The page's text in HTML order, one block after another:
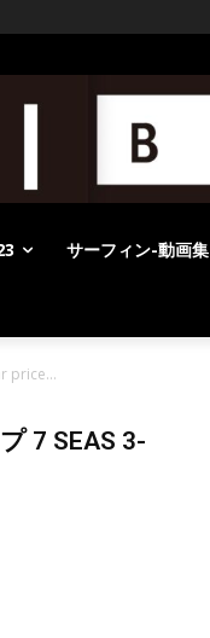
サーフィン-動画集
price...
7 SEAS 3-